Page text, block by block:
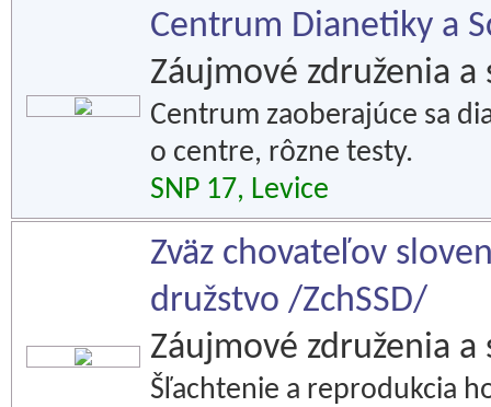
Centrum Dianetiky a
Záujmové združenia a
Centrum zaoberajúce sa
o centre, rôzne testy.
SNP 17, Levice
Zväz chovateľov
družstvo /ZchSSD/
Záujmové združenia a
Šľachtenie a reprodukcia